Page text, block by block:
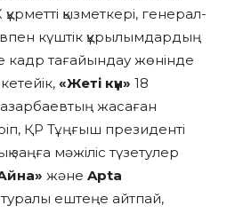
қызметкері, генерал-
күштік құрылымдардың
кадр тағайындау жөнінде
«Жеті күн» 18
жасаған
ҚР Тұңғыш президенті
заңға мәжіліс түзетулер
және Apta
ештеңе айтпай,